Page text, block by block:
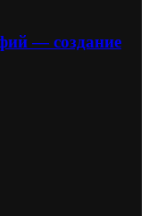
— создание